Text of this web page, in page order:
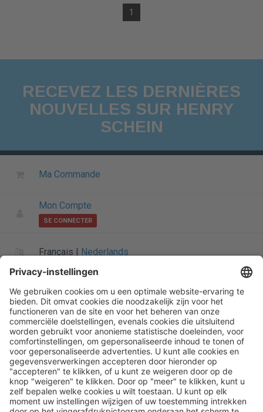
1
RECEVEZ LES DERNIÈRES
NOUVELLES SUR HENRY
SCHEIN
Ma Commande
Mon Compte
SE CONNECTER
Français Nederlands
A propos de Henry Schein
Page de démarrage
Accueil
Plan du site